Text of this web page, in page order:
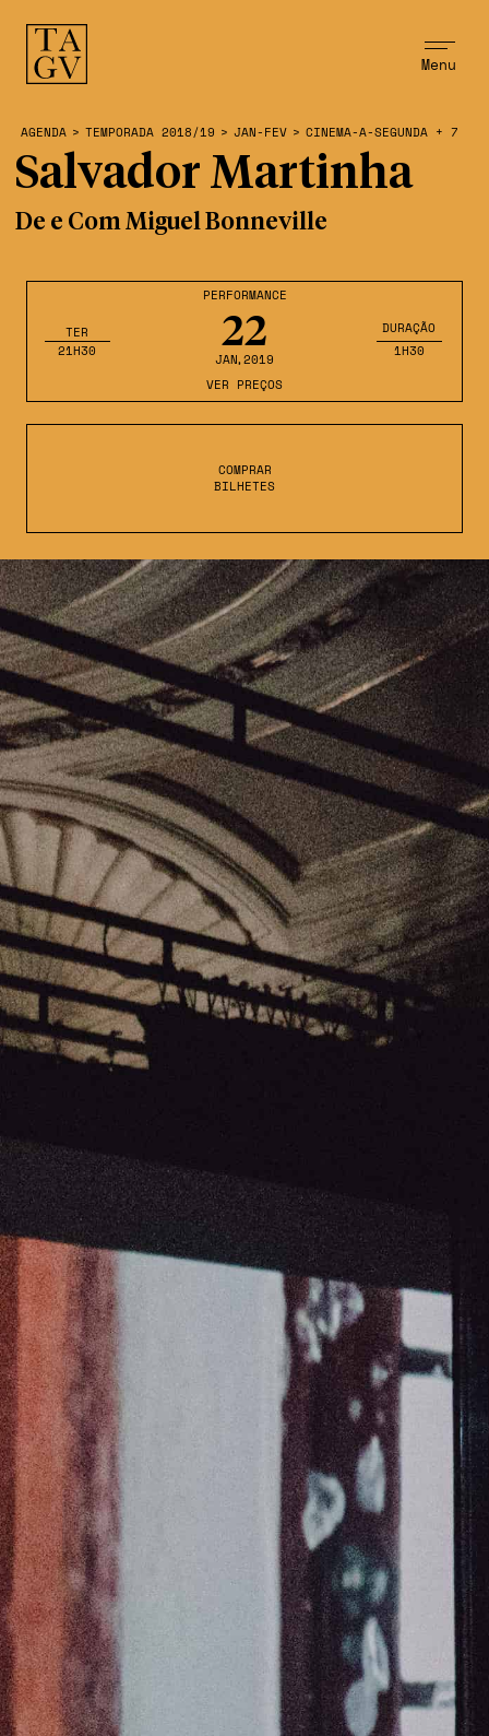
Menu
PERFORMANCE
22
JAN,2019
TER
21H30
DURAÇÃO
1H30
VER PREÇOS
COMPRAR
BILHETES
AGENDA > TEMPORADA 2018/19 > JAN-FEV > CINEMA-A-SEGUNDA + 7
Salvador Martinha
De e Com Miguel Bonneville